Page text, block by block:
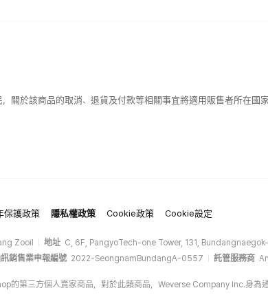
關於該商品的取消、退貨及付款等相關事宜將適用販售者所在國家
保護政策 隱私權政策 Cookie政策 Cookie設定
Zooil 地址 C, 6F, PangyoTech-one Tower, 131,
銷售業申報編號 2022-SeongnamBundangA-0557 託管服務商
的第三方個人賣家商品，對於此類商品，Weverse Company Inc.身為